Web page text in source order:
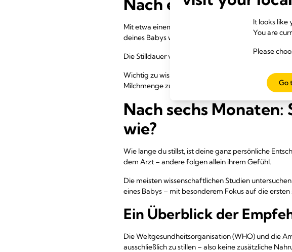
Mit etwa einem Monat trinkt dein Baby pro
deines Babys wächst und deine
reife Muttermilch
Die Stilldauer variiert weiterhin stark – von 10
Wichtig zu wissen: Unabhängig von der Häufigkeit
Milchmenge zu sich – selbst wenn du später mit
Nach sechs
wie?
Wie lange du stillst, ist deine ganz persönliche
dem Arzt – andere folgen allein ihrem Gefühl.
Die meisten wissenschaftlichen Studien
eines Babys – mit besonderem Fokus auf die
Ein Überblick der
Die Weltgesundheitsorganisation (WHO) und die
ausschließlich zu stillen – also keine zusätzliche
It looks like
You are
Please
Go